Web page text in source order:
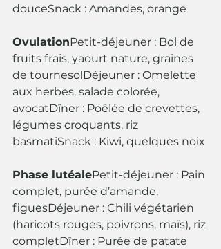
douceSnack : Amandes, orange
OvulationPetit-déjeuner : Bol de
fruits frais, yaourt nature, graines
de tournesolDéjeuner : Omelette
aux herbes, salade colorée,
avocatDîner : Poêlée de crevettes,
légumes croquants, riz
basmatiSnack : Kiwi, quelques noix
Phase lutéalePetit-déjeuner : Pain
complet, purée d’amande,
figuesDéjeuner : Chili végétarien
(haricots rouges, poivrons, maïs), riz
completDîner : Purée de patate